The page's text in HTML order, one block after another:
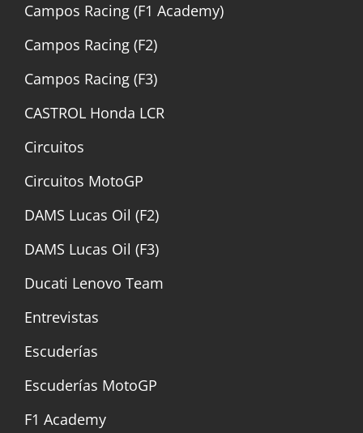
Campos Racing (F1 Academy)
Campos Racing (F2)
Campos Racing (F3)
CASTROL Honda LCR
Circuitos
Circuitos MotoGP
DAMS Lucas Oil (F2)
DAMS Lucas Oil (F3)
Ducati Lenovo Team
Entrevistas
Escuderías
Escuderías MotoGP
F1 Academy